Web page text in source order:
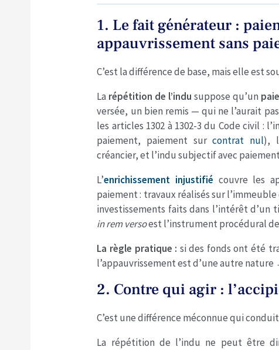
1. Le fait générateur :
appauvrissement sans
C’est la différence de base, mais elle est
La répétition de l’indu suppose qu’un
versée, un bien remis — qui ne l’aurait
les articles 1302 à 1302-3 du Code civil :
paiement, paiement surcontrat nul),
créancier, et l’indu subjectif avec
L’enrichissement injustifié couvre les
paiement : travaux réalisés sur
investissements faits dans l’intérêt d’un
in rem versoest l’instrument procédural de
La règle pratique : si des fonds ont été
l’appauvrissement est d’une autre
2. Contre qui agir :
C’est une différence méconnue qui
La répétition de l’indu ne peut être